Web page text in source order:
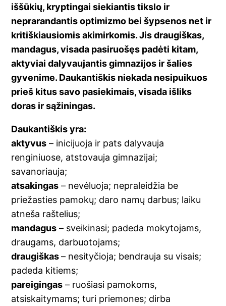
iššūkių, kryptingai siekiantis tikslo ir
neprarandantis optimizmo bei šypsenos net ir
kritiškiausiomis akimirkomis. Jis draugiškas,
mandagus, visada pasiruošęs padėti kitam,
aktyviai dalyvaujantis gimnazijos ir šalies
gyvenime. Daukantiškis niekada nesipuikuos
prieš kitus savo pasiekimais, visada išliks
doras ir sąžiningas.
Daukantiškis yra:
aktyvus – inicijuoja ir pats dalyvauja
renginiuose, atstovauja gimnazijai;
savanoriauja;
atsakingas – nevėluoja; nepraleidžia be
priežasties pamokų; daro namų darbus; laiku
atneša raštelius;
mandagus – sveikinasi; padeda mokytojams,
draugams, darbuotojams;
draugiškas– nesityčioja; bendrauja su visais;
padeda kitiems;
pareigingas – ruošiasi pamokoms,
atsiskaitymams; turi priemones; dirba